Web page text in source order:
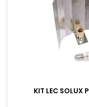
KIT LEC SOLUX